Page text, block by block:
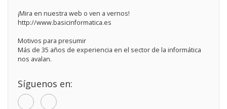
¡Mira en nuestra web o ven a vernos!
http://www.basicinformatica.es
Motivos para presumir
Más de 35 años de experiencia en el sector de la informática
nos avalan.
Síguenos en: